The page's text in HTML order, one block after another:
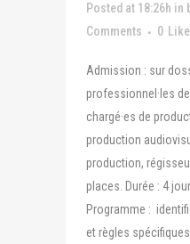
Posted at 18:26h in
Comments
0
Admission : sur
professionnel·les
chargé·es de
production
production,
places. Durée : 4
Programme :
et règles